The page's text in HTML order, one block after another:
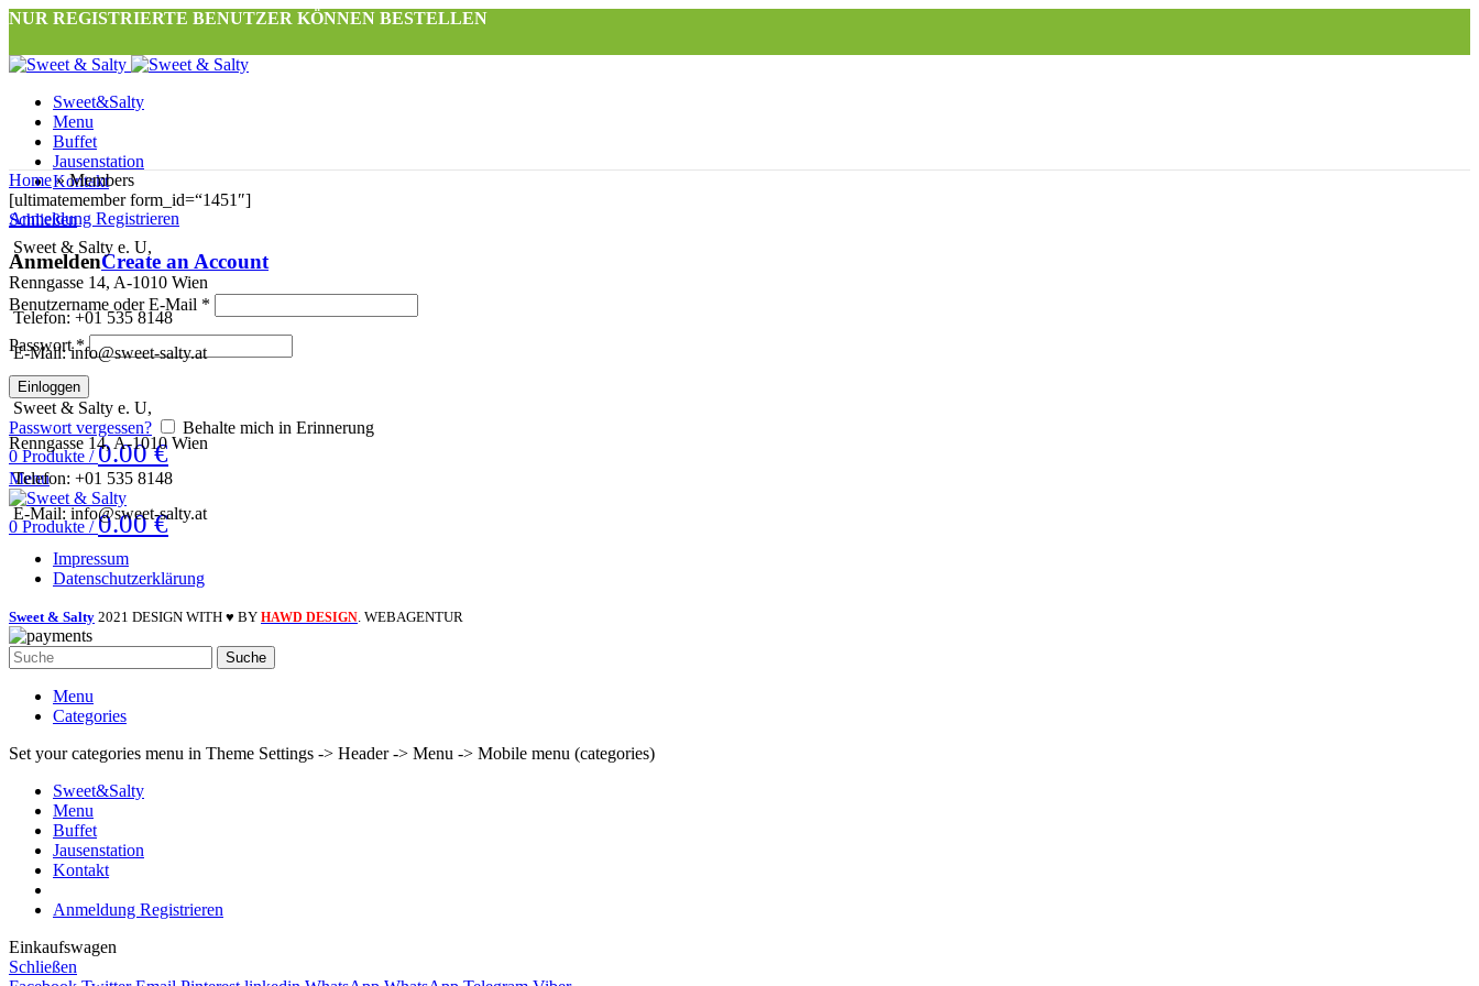
NUR REGISTRIERTE BENUTZER KÖNNEN BESTELLEN
Sweet&Salty
Menu
Buffet
Jausenstation
Kontakt
Anmeldung Registrieren
AnmeldenCreate an Account
Benutzername oder E-Mail *
Passwort*
Einloggen
Passwort vergessen?
Behalte mich in Erinnerung
0 Produkte / 0.00€
Menu
0 Produkte / 0.00€
Home»Members
[ultimatemember form_id=“1451″]
Schließen
Sweet & Salty e. U,
Renngasse 14, A-1010 Wien
Telefon: +01 535 8148
E-Mail: info@sweet-salty.at
Sweet & Salty e. U,
Renngasse 14, A-1010 Wien
Telefon: +01 535 8148
E-Mail: info@sweet-salty.at
Impressum
Datenschutzerklärung
Sweet & Salty 2021 DESIGN WITH ♥ BY HAWD DESIGN. WEBAGENTUR
Suche
Menu
Categories
Set your categories menu in Theme Settings -> Header -> Menu -> Mobile menu (categories)
Sweet&Salty
Menu
Buffet
Jausenstation
Kontakt
Anmeldung Registrieren
Einkaufswagen
Schließen